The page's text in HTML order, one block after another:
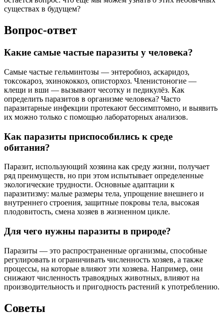
существах в будущем?
Вопрос-ответ
Какие самые частые паразиты у человека?
Самые частые гельминтозы — энтеробиоз, аскаридоз,
токсокароз, эхинококкоз, описторхоз. Членистоногие —
клещи и вши — вызывают чесотку и педикулёз. Как
определить паразитов в организме человека? Часто
паразитарные инфекции протекают бессимптомно, и выявить
их можно только с помощью лабораторных анализов.
Как паразиты приспособились к среде
обитания?
Паразит, использующий хозяина как среду жизни, получает
ряд преимуществ, но при этом испытывает определенные
экологические трудности. Основные адаптации к
паразитизму: малые размеры тела, упрощение внешнего и
внутреннего строения, защитные покровы тела, высокая
плодовитость, смена хозяев в жизненном цикле.
Для чего нужны паразиты в природе?
Паразиты — это распространенные организмы, способные
регулировать и ограничивать численность хозяев, а также
процессы, на которые влияют эти хозяева. Например, они
снижают численность травоядных животных, влияют на
производительность и пригодность растений к употреблению.
Советы